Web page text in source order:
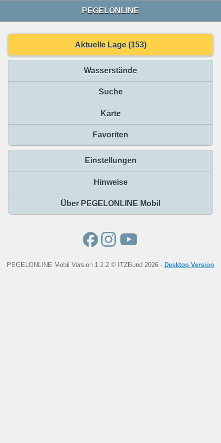
PEGELONLINE
Aktuelle Lage (153)
Wasserstände
Suche
Karte
Favoriten
Einstellungen
Hinweise
Über PEGELONLINE Mobil
PEGELONLINE Mobil Version 1.2.2 © ITZBund 2026 - Desktop Version